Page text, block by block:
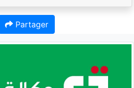
Partager